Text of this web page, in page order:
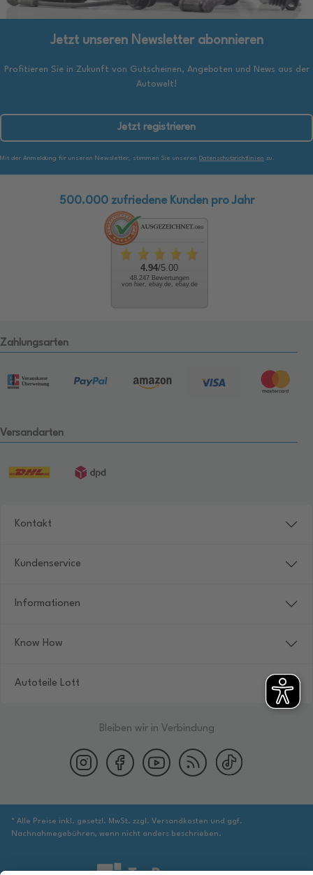
Jetzt unseren Newsletter abonnieren
Profitieren Sie in Zukunft von Gutscheinen, Angeboten und News aus der
Autowelt!
Jetzt registrieren
Mit der Anmeldung für unseren Newsletter, stimmen Sie unseren Datenschutzrichtlinien zu.
500.000 zufriedene Kunden pro Jahr
4.94/5.00
48.247 Bewertungen
von hier, ebay.de, ebay.de
Zahlungsarten
Versandarten
Kontakt
Kundenservice
Informationen
Know How
Autoteile Lott
Bleiben wir in Verbindung
* Alle Preise inkl. gesetzl. MwSt. zzgl. Versandkosten und ggf.
Nachnahmegebühren, wenn nicht anders beschrieben.